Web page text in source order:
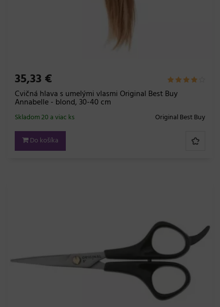
35,33 €
Cvičná hlava s umelými vlasmi Original Best Buy
Annabelle - blond, 30-40 cm
Original Best Buy
Skladom 20 a viac ks
Do košíka